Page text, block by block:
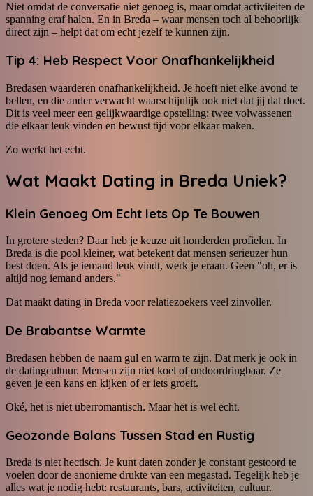
Niet omdat de conversatie niet genoeg is, maar omdat activiteiten de
spanning eraf halen. En in Breda – waar mensen toch al behoorlijk
direct zijn – helpt dat om echt jezelf te kunnen zijn.
Tip 4: Heb Respect Voor Onafhankelijkheid
Bredasen waarderen onafhankelijkheid. Je hoeft niet elke avond te
bellen, en die ander verwacht waarschijnlijk ook niet dat jij dat doet.
Dit is veel meer een gelijkwaardige opstelling: twee volwassenen
die elkaar leuk vinden en bewust tijd voor elkaar maken.
Zo werkt het echt.
Wat Maakt Dating in Breda Uniek?
Klein Genoeg Om Echt Iets Op Te Bouwen
In grotere steden? Daar heb je keuze uit honderden profielen. In
Breda is die pool kleiner, wat betekent dat mensen serieuzer hun
best doen. Als je iemand leuk vindt, werk je eraan. Geen "oh, er is
altijd nog iemand anders."
Dat maakt dating in Breda voor relatiezoekers veel zinvoller.
De Brabantse Warmte
Bredasen hebben de naam gul en warm te zijn. Dat merk je ook in
de datingcultuur. Mensen zijn niet koel of ondoordringbaar. Ze
geven je een kans en kijken of er iets groeit.
Oké, het is niet uberromantisch. Maar het is wel echt.
Geozonde Balans Tussen Stad en Rustig
Breda is niet hectisch. Je kunt daten zonder je constant gestoord te
voelen door de anonieme drukte van een megastad. Tegelijk heb je
alles wat je nodig hebt: restaurants, bars, activiteiten, cultuur.